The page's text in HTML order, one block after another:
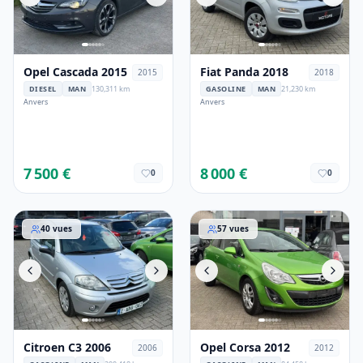
Opel Cascada 2015 2015
DIESEL MAN
130,311 km
Anvers
7 500 € 0
Fiat Panda 2018 2018
GASOLINE MAN 21,230 km
Anvers
8 000 € 0
Citroen C3 2006
40 vues
Citroen C3 2006 2006
Opel Corsa 2012
57 vues
Opel Corsa 2012 2012